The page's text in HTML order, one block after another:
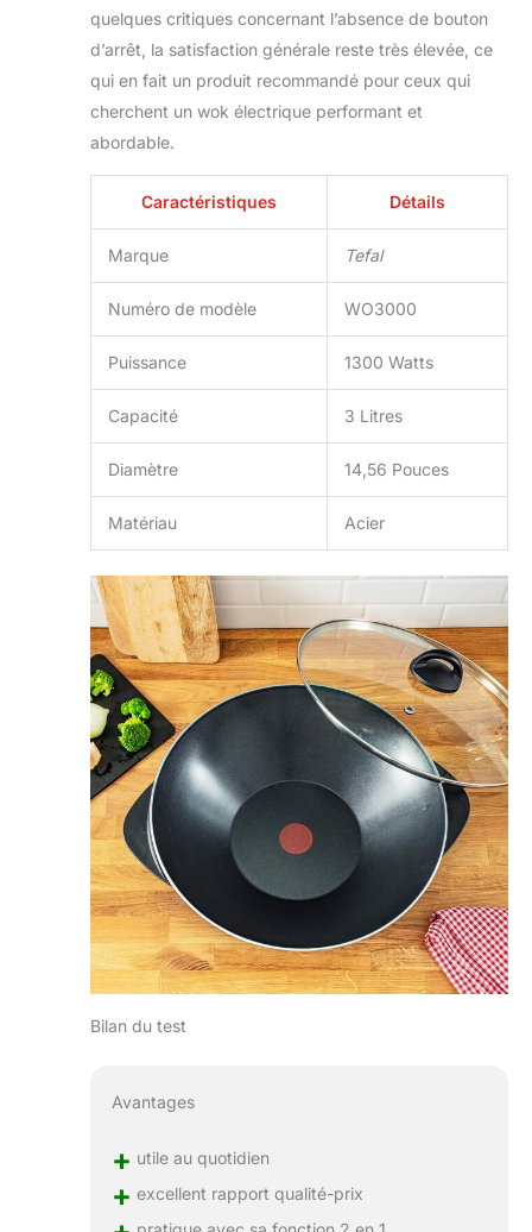
quelques critiques concernant l’absence de bouton
d’arrêt, la satisfaction générale reste très élevée, ce
qui en fait un produit recommandé pour ceux qui
cherchent un wok électrique performant et
abordable.
Caractéristiques Détails
Marque Tefal
Numéro de modèle WO3000
Puissance 1300 Watts
Capacité 3 Litres
Diamètre 14,56 Pouces
Matériau Acier
Bilan du test
Avantages
+ utile au quotidien
+ excellent rapport qualité-prix